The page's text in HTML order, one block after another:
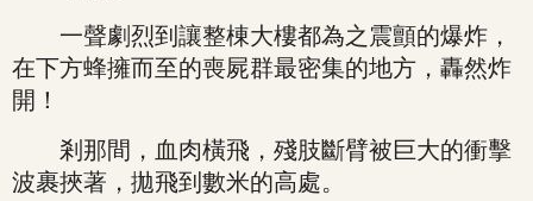
一聲劇烈到讓整棟大樓都為之震顫的爆炸，
在下方蜂擁而至的喪屍群最密集的地方，轟然炸
開！
剎那間，血肉橫飛，殘肢斷臂被巨大的衝擊
波裹挾著，拋飛到數米的高處。